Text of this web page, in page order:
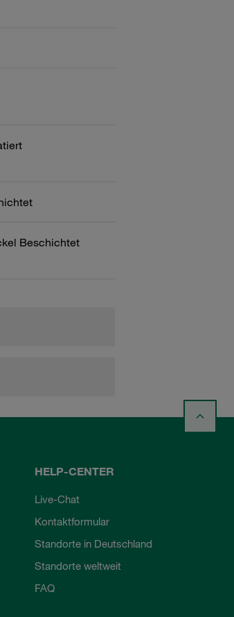
Beschichtet
HELP-CENTER
Live-Chat
Kontaktformular
Standorte in Deutschland
Standorte weltweit
FAQ